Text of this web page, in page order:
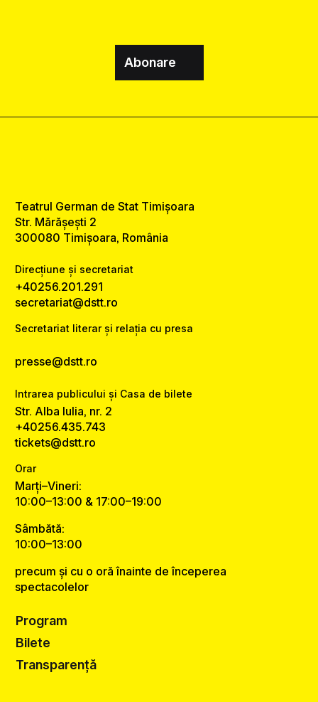
Abonare
Teatrul German de Stat Timișoara
Str. Mărășești 2
300080 Timișoara, România
Direcțiune și secretariat
+40256.201.291
secretariat@dstt.ro
Secretariat literar și relația cu presa
presse@dstt.ro
Intrarea publicului și Casa de bilete
Str. Alba Iulia, nr. 2
+40256.435.743
tickets@dstt.ro
Orar
Marți–Vineri:
10:00–13:00 & 17:00–19:00
Sâmbătă:
10:00–13:00
precum și cu o oră înainte de începerea
spectacolelor
Program
Bilete
Transparență